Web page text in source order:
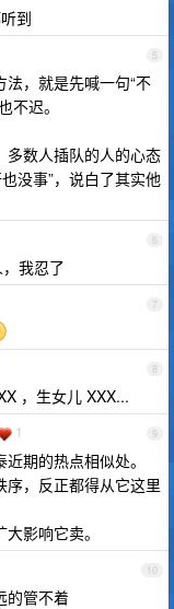
到
5
，就是先喊一句“不
不迟。
多数人插队的人的心态
没事”，说白了其实他
6
我忍了
7
8
，生女儿 XXX...
9
1
期的热点相似处。
，反正都得从它这里
影响它卖。
10
的管不着